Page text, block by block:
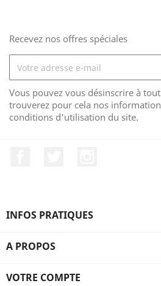
Recevez nos offres spéciales
Vous pouvez vous désinscrire à
trouverez pour cela nos
conditions d'utilisation du site.
INFOS PRATIQUES
A PROPOS
VOTRE COMPTE